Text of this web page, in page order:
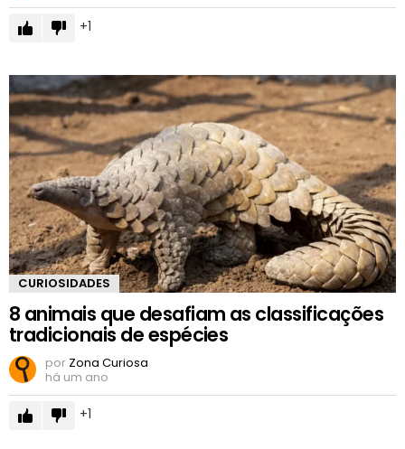
1
CURIOSIDADES
8 animais que desafiam as classificações
tradicionais de espécies
por Zona Curiosa
há um ano
1